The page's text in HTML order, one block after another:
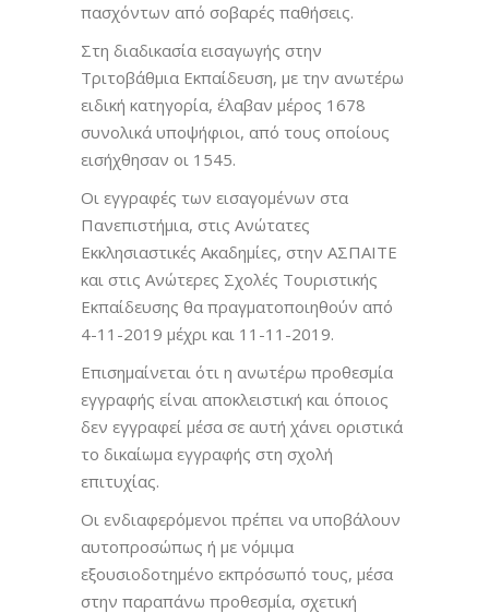
πασχόντων από σοβαρές παθήσεις.
Στη διαδικασία εισαγωγής στην
Τριτοβάθμια Εκπαίδευση, με την ανωτέρω
ειδική κατηγορία, έλαβαν μέρος 1678
συνολικά υποψήφιοι, από τους οποίους
εισήχθησαν οι 1545.
Οι εγγραφές των εισαγομένων στα
Πανεπιστήμια, στις Ανώτατες
Εκκλησιαστικές Ακαδημίες, στην ΑΣΠΑΙΤΕ
και στις Ανώτερες Σχολές Τουριστικής
Εκπαίδευσης θα πραγματοποιηθούν από
4-11-2019 μέχρι και 11-11-2019.
Επισημαίνεται ότι η ανωτέρω προθεσμία
εγγραφής είναι αποκλειστική και όποιος
δεν εγγραφεί μέσα σε αυτή χάνει οριστικά
το δικαίωμα εγγραφής στη σχολή
επιτυχίας.
Οι ενδιαφερόμενοι πρέπει να υποβάλουν
αυτοπροσώπως ή με νόμιμα
εξουσιοδοτημένο εκπρόσωπό τους, μέσα
στην παραπάνω προθεσμία, σχετική